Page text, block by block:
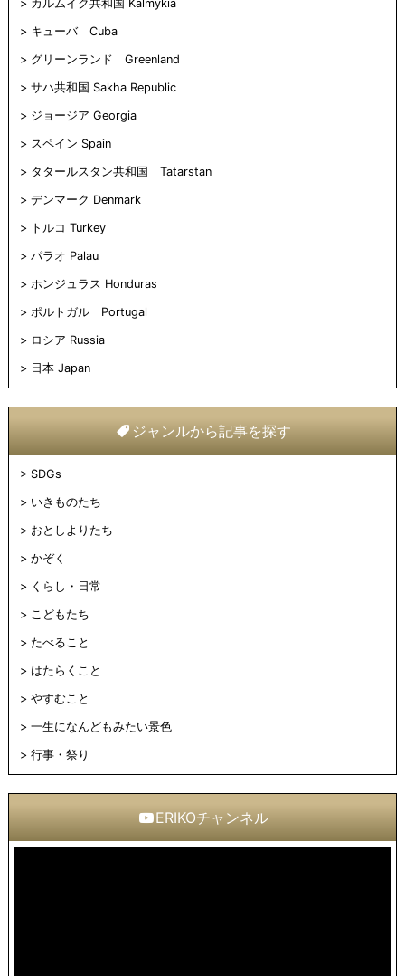
カルムイク共和国 Kalmykia
キューバ Cuba
グリーンランド Greenland
サハ共和国 Sakha Republic
ジョージア Georgia
スペイン Spain
タタールスタン共和国 Tatarstan
デンマーク Denmark
トルコ Turkey
パラオ Palau
ホンジュラス Honduras
ポルトガル Portugal
ロシア Russia
日本 Japan
ジャンルから記事を探す
SDGs
いきものたち
おとしよりたち
かぞく
くらし・日常
こどもたち
たべること
はたらくこと
やすむこと
一生になんどもみたい景色
行事・祭り
ERIKOチャンネル